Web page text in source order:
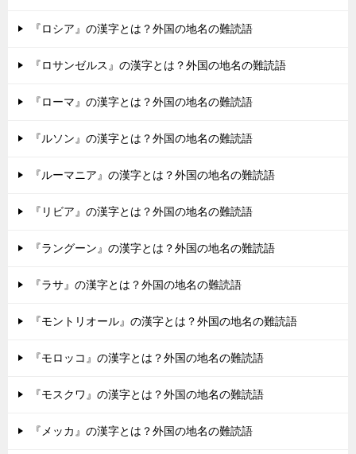
『ロシア』の漢字とは？外国の地名の難読語
『ロサンゼルス』の漢字とは？外国の地名の難読語
『ローマ』の漢字とは？外国の地名の難読語
『ルソン』の漢字とは？外国の地名の難読語
『ルーマニア』の漢字とは？外国の地名の難読語
『リビア』の漢字とは？外国の地名の難読語
『ラングーン』の漢字とは？外国の地名の難読語
『ラサ』の漢字とは？外国の地名の難読語
『モントリオール』の漢字とは？外国の地名の難読語
『モロッコ』の漢字とは？外国の地名の難読語
『モスクワ』の漢字とは？外国の地名の難読語
『メッカ』の漢字とは？外国の地名の難読語